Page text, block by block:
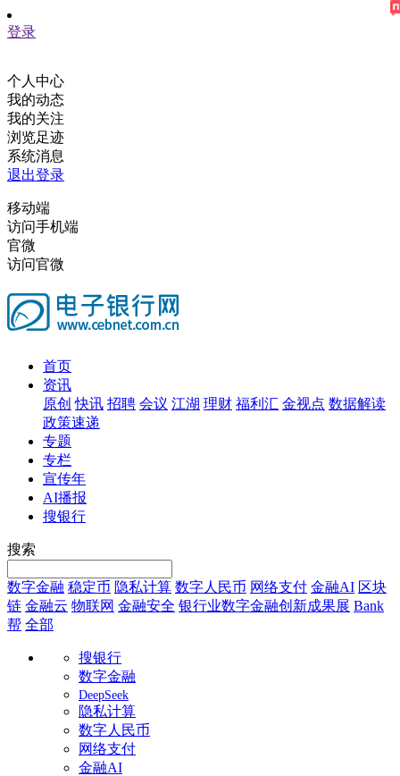
登录
个人中心
我的动态
我的关注
浏览足迹
系统消息
退出登录
移动端
访问手机端
官微
访问官微
首页
资讯
原创 快讯 招聘 会议 江湖 理财 福利汇 金视点 数据解读
政策速递
专题
专栏
宣传年
AI播报
搜银行
搜索
数字金融 稳定币 隐私计算 数字人民币 网络支付 金融AI 区块
链 金融云 物联网 金融安全 银行业数字金融创新成果展 Bank
帮 全部
搜银行
数字金融
DeepSeek
隐私计算
数字人民币
网络支付
金融AI